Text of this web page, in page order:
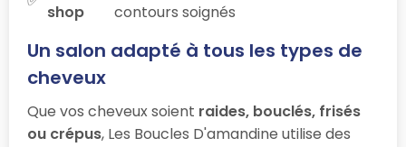
shop
contours soignés
Un salon adapté à tous les types de
cheveux
Que vos cheveux soient raides, bouclés, frisés
ou crépus, Les Boucles D'amandine utilise des